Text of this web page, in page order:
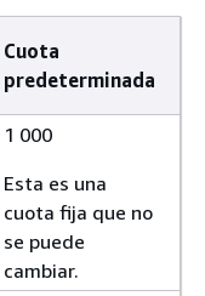
Cuota
predeterminada
1 000
Esta es una
cuota fija que no
se puede
cambiar.